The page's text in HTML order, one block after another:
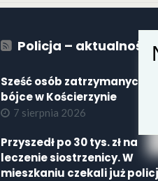
Policja – aktualności
Sześć osób zatrzymanych po
bójce w Kościerzynie
7 sierpnia 2026
Przyszedł po 30 tys. zł na
leczenie siostrzenicy. W
mieszkaniu czekali już